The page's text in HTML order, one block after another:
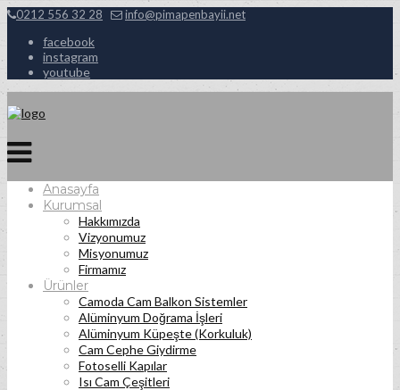
0212 556 32 28 info@pimapenbayii.net
facebook
instagram
youtube
Anasayfa
Kurumsal
Hakkımızda
Vizyonumuz
Misyonumuz
Firmamız
Ürünler
Camoda Cam Balkon Sistemler
Alüminyum Doğrama İşleri
Alüminyum Küpeşte (Korkuluk)
Cam Cephe Giydirme
Fotoselli Kapılar
Isı Cam Çeşitleri